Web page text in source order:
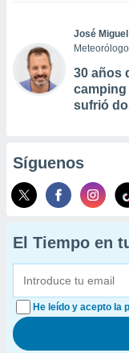
José
Meteorólogo
30 años
camping
sufrió
Síguenos
El Tiempo en
He leído y acepto la